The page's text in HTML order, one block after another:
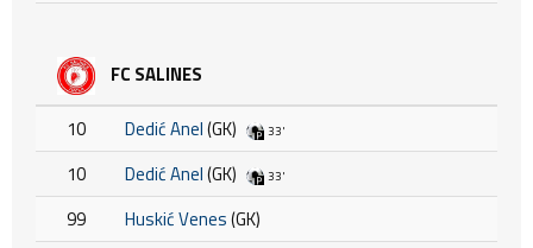
FC SALINES
10 Dedić Anel(GK) 33'
10 Dedić Anel(GK) 33'
99 Huskić Venes(GK)